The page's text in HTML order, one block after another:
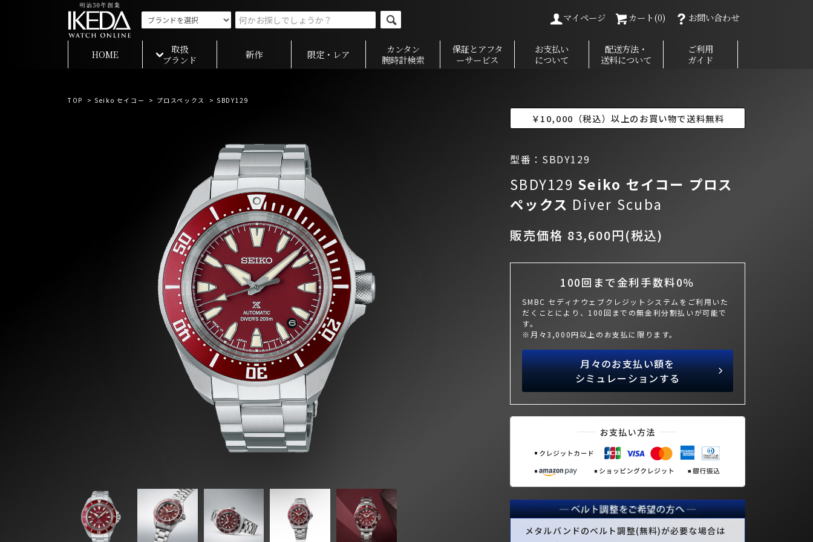
マイページ カート(0) お問い合わせ
HOME
取扱
ブランド
新作 限定・レア
カンタン
腕時計検索
保証とアフタ
ーサービス
お支払い
について
配送方法・
送料について
ご利用
ガイド
TOP > Seiko セイコー > プロスペックス > SBDY129
￥10,000（税込）以上のお買い物で送料無料
型番：SBDY129
SBDY129 Seiko セイコー プロス
ペックス Diver Scuba
販売価格 83,600円(税込)
100回まで金利手数料0％
SMBC セディナウェブクレジットシステムをご利用いた
だくことにより、100回までの無金利分割払いが可能で
す。
※月々3,000円以上のお支払に限ります。
月々のお支払い額を
シミュレーションする
メタルバンドのベルト調整(無料)が必要な場合は